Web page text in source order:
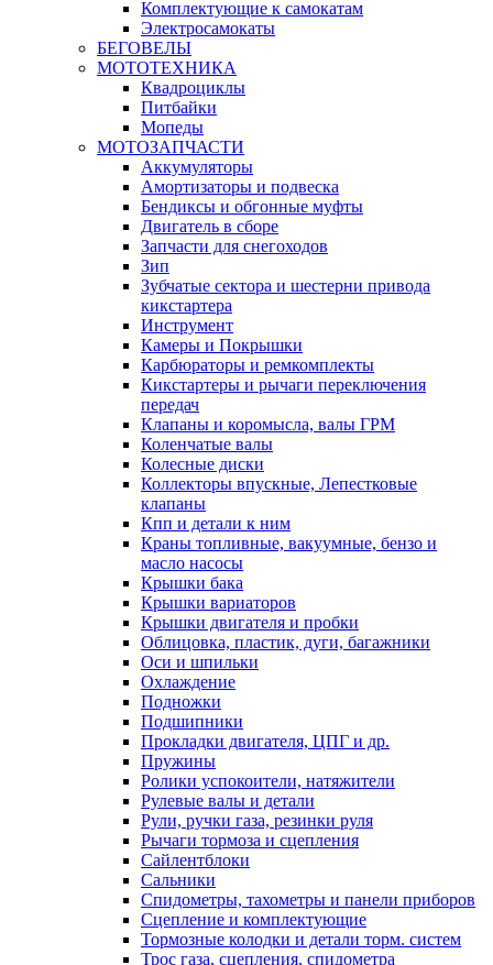
Комплектующие к самокатам
Электросамокаты
БЕГОВЕЛЫ
МОТОТЕХНИКА
Квадроциклы
Питбайки
Мопеды
МОТОЗАПЧАСТИ
Аккумуляторы
Амортизаторы и подвеска
Бендиксы и обгонные муфты
Двигатель в сборе
Запчасти для снегоходов
Зип
Зубчатые сектора и шестерни привода
кикстартера
Инструмент
Камеры и Покрышки
Карбюраторы и ремкомплекты
Кикстартеры и рычаги переключения
передач
Клапаны и коромысла, валы ГРМ
Коленчатые валы
Колесные диски
Коллекторы впускные, Лепестковые
клапаны
Кпп и детали к ним
Краны топливные, вакуумные, бензо и
масло насосы
Крышки бака
Крышки вариаторов
Крышки двигателя и пробки
Облицовка, пластик, дуги, багажники
Оси и шпильки
Охлаждение
Подножки
Подшипники
Прокладки двигателя, ЦПГ и др.
Пружины
Ролики успокоители, натяжители
Рулевые валы и детали
Рули, ручки газа, резинки руля
Рычаги тормоза и сцепления
Сайлентблоки
Сальники
Спидометры, тахометры и панели приборов
Сцепление и комплектующие
Тормозные колодки и детали торм. систем
Трос газа, сцепления, спидометра